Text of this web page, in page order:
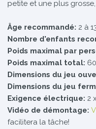
petite et une plus
Âge recommandé: 2 à
Nombre d'enfants
Poids maximal par
Poids maximal total:
Dimensions du jeu
Dimensions du jeu
Exigence électrique: 2
Vidéo de démontage:
facilitera la tâche!